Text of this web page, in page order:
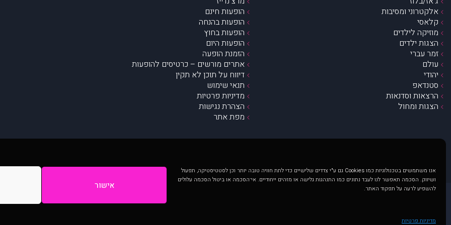
אנו משתמשים בטכנולוגיות כמו Cookies גם ע"י צדדים שלישיים כדי לתת חוויה טובה יותר וכן לסטטיסטיקה, תפעול
ושיווק. הסכמה תאפשר לנו לעבד נתונים כמו התנהגות גלישה או מזהים ייחודיים. אי־הסכמה או ביטול הסכמה עלולים
להשפיע לרעה על תפקוד האתר.
אישור
מדיניות פרטיות
אלקטרוני ומסיבות
קלאסי
מוזיקה לילדים
הצגות ילדים
זמר עברי
עולם
יהודי
סטנדאפ
הרצאות וסדנאות
הצגות ומחול
הופעות חינם
הופעות בהנחה
הופעות בחוץ
הופעות היום
הזמנת הופעה
אתרים מורשים – כרטיסים להופעות
דיווח על תוכן לא תקין
תנאי שימוש
מדיניות פרטיות
הצהרת נגישות
מפת אתר